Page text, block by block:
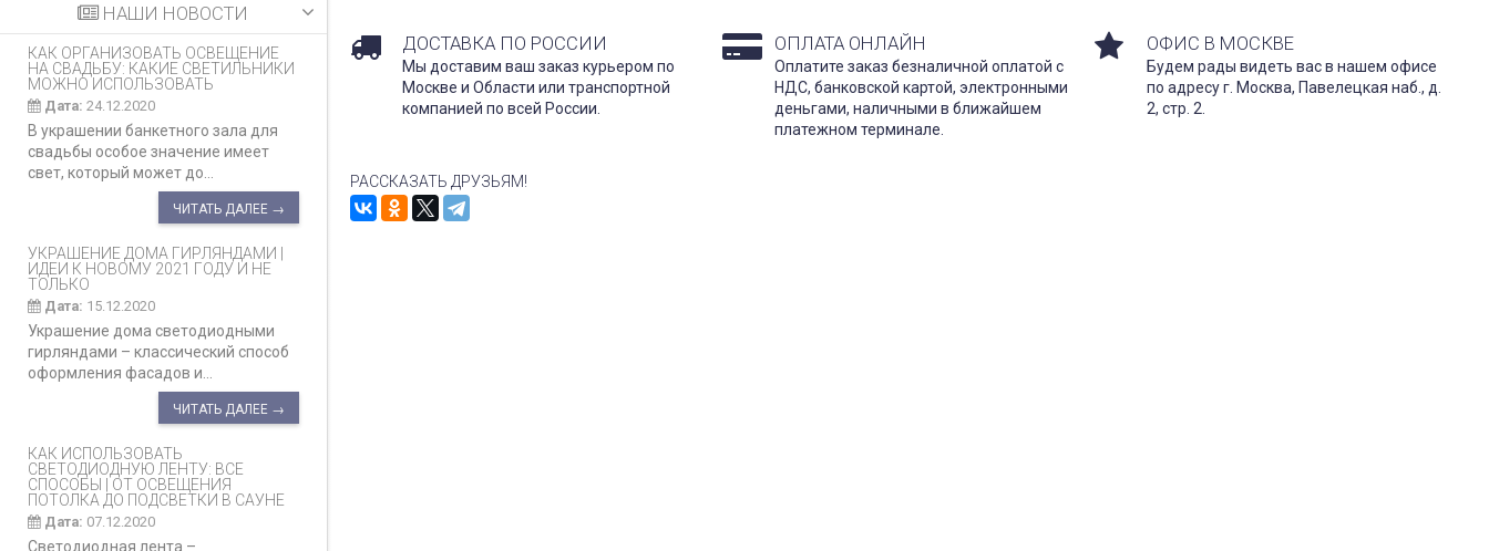
НАШИ НОВОСТИ
КАК ОРГАНИЗОВАТЬ ОСВЕЩЕНИЕ
НА СВАДЬБУ: КАКИЕ СВЕТИЛЬНИКИ
МОЖНО ИСПОЛЬЗОВАТЬ
Дата: 24.12.2020
В украшении банкетного зала для
свадьбы особое значение имеет
свет, который может до...
ЧИТАТЬ ДАЛЕЕ →
УКРАШЕНИЕ ДОМА ГИРЛЯНДАМИ |
ИДЕИ К НОВОМУ 2021 ГОДУ И НЕ
ТОЛЬКО
Дата: 15.12.2020
Украшение дома светодиодными
гирляндами – классический способ
оформления фасадов и...
ЧИТАТЬ ДАЛЕЕ →
КАК ИСПОЛЬЗОВАТЬ
СВЕТОДИОДНУЮ ЛЕНТУ: ВСЕ
СПОСОБЫ | ОТ ОСВЕЩЕНИЯ
ПОТОЛКА ДО ПОДСВЕТКИ В САУНЕ
Дата: 07.12.2020
Светодиодная лента –
ДОСТАВКА ПО РОССИИ
Мы доставим ваш заказ курьером по
Москве и Области или транспортной
компанией по всей России.
ОПЛАТА ОНЛАЙН
Оплатите заказ безналичной оплатой с
НДС, банковской картой, электронными
деньгами, наличными в ближайшем
платежном терминале.
ОФИС В МОСКВЕ
Будем рады видеть вас в нашем офисе
по адресу г. Москва, Павелецкая наб., д.
2, стр. 2.
РАССКАЗАТЬ ДРУЗЬЯМ!